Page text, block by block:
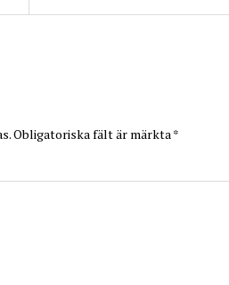
Obligatoriska fält är märkta*